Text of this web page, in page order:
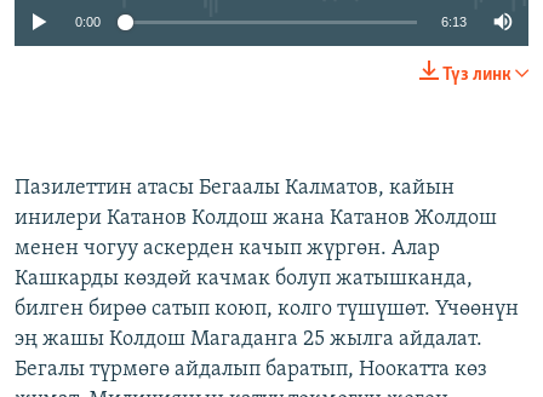
0:00 6:13
Түз линк
Пазилеттин атасы Бегаалы Калматов, кайын
инилери Катанов Колдош жана Катанов Жолдош
менен чогуу аскерден качып жүргөн. Алар
Кашкарды көздөй качмак болуп жатышканда,
билген бирөө сатып коюп, колго түшүшөт. Үчөөнүн
эң жашы Колдош Магаданга 25 жылга айдалат.
Бегалы түрмөгө айдалып баратып, Ноокатта көз